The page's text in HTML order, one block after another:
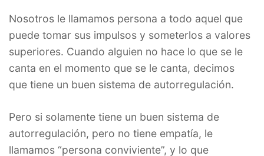
Nosotros le llamamos persona a todo aquel que
puede tomar sus impulsos y someterlos a valores
superiores. Cuando alguien no hace lo que se le
canta en el momento que se le canta, decimos
que tiene un buen sistema de autorregulación.
Pero si solamente tiene un buen sistema de
autorregulación, pero no tiene empatía, le
llamamos “persona conviviente”, y lo que